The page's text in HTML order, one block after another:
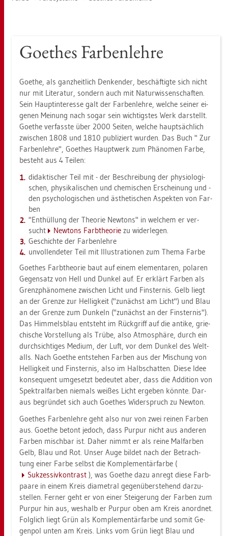
Goe­thes Far­ben­leh­re
Goe­the, als ganz­heit­lich Den­ken­der, be­schäf­tig­te sich nicht
nur mit Li­te­ra­tur, son­dern auch mit Na­tur­wis­sen­schaf­ten.
Sein Haupt­in­ter­es­se galt der Far­ben­leh­re, wel­che sei­ner ei­
ge­nen Mei­nung nach sogar sein wich­tigs­tes Werk dar­stellt.
Goe­the ver­fass­te über 2000 Sei­ten, wel­che haupt­säch­lich
zwi­schen 1808 und 1810 pu­bli­ziert wur­den. Das Buch " Zur
Far­ben­leh­re", Goe­thes Haupt­werk zum Phä­no­men Farbe,
be­steht aus 4 Tei­len:
di­dak­ti­scher Teil mit - der Be­schrei­bung der phy­sio­lo­gi­
schen, phy­si­ka­li­schen und che­mi­schen Er­schei­nung und -
den psy­cho­lo­gi­schen und äs­the­ti­schen As­pek­ten von Far­
ben
"Ent­hül­lung der Theo­rie New­tons" in wel­chem er ver­
sucht
New­tons Farbtheo­rie zu wi­der­le­gen.
Ge­schich­te der Far­ben­leh­re
un­voll­ende­ter Teil mit Il­lus­tra­tio­nen zum Thema Farbe
Goe­thes Farbtheo­rie baut auf einem ele­men­ta­ren, po­la­ren
Ge­gen­satz von Hell und Dun­kel auf. Er er­klärt Far­ben als
Grenz­phä­no­me­ne zwi­schen Licht und Fins­ter­nis. Gelb liegt
an der Gren­ze zur Hel­lig­keit ("zu­nächst am Licht") und Blau
an der Gren­ze zum Dun­keln ("zu­nächst an der Fins­ter­nis").
Das Him­mels­blau ent­steht im Rück­griff auf die an­ti­ke, grie­
chi­sche Vor­stel­lung als Trübe, also At­mo­sphä­re, durch ein
durch­sich­ti­ges Me­di­um, der Luft, vor dem Dun­kel des Welt­
alls. Nach Goe­the ent­ste­hen Far­ben aus der Mi­schung von
Hel­lig­keit und Fins­ter­nis, also im Halb­schat­ten. Diese Idee
kon­se­quent um­ge­setzt be­deu­tet aber, dass die Ad­di­ti­on von
Spek­tral­far­ben nie­mals wei­ßes Licht er­ge­ben könn­te. Dar­
aus be­grün­det sich auch Goe­thes Wi­der­spruch zu New­ton.
Goe­thes Far­ben­leh­re geht also nur von zwei rei­nen Far­ben
aus. Goe­the be­tont je­doch, dass Pur­pur nicht aus an­de­ren
Far­ben misch­bar ist. Daher nimmt er als reine Mal­far­ben
Gelb, Blau und Rot. Unser Auge bil­det nach der Be­trach­
tung einer Farbe selbst die Kom­ple­men­tär­far­be (
Suk­zes­siv­kon­trast ), was Goe­the dazu an­regt diese Farb­
paa­re in einem Kreis dia­me­tral ge­gen­über­ste­hend dar­zu­
stel­len. Fer­ner geht er von einer Stei­ge­rung der Far­ben zum
Pur­pur hin aus, wes­halb er Pur­pur oben am Kreis an­ord­net.
Folg­lich liegt Grün als Kom­ple­men­tär­far­be und somit Ge­
gen­pol unten am Kreis. Links vom Grün liegt Blau und